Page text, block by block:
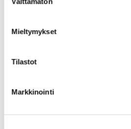
valinta
Mieltymykset
Tilastot
Markkinointi